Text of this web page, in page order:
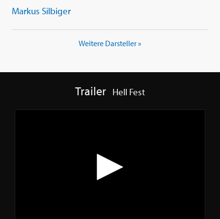
Markus Silbiger
Weitere Darsteller »
Trailer Hell Fest